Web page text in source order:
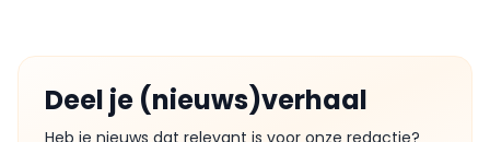
Deel je (nieuws)verhaal
Heb je nieuws dat relevant is voor onze redactie?